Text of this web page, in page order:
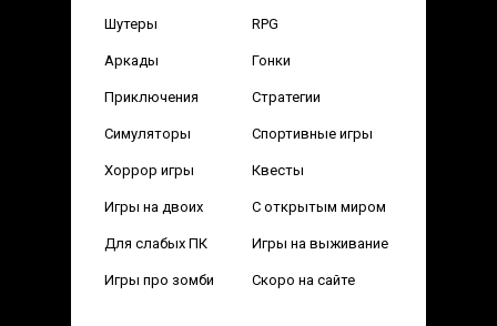
Шутеры RPG
Аркады Гонки
Приключения Стратегии
Симуляторы Спортивные игры
Хоррор игры Квесты
Игры на двоих С открытым миром
Для слабых ПК Игры на выживание
Игры про зомби Скоро на сайте